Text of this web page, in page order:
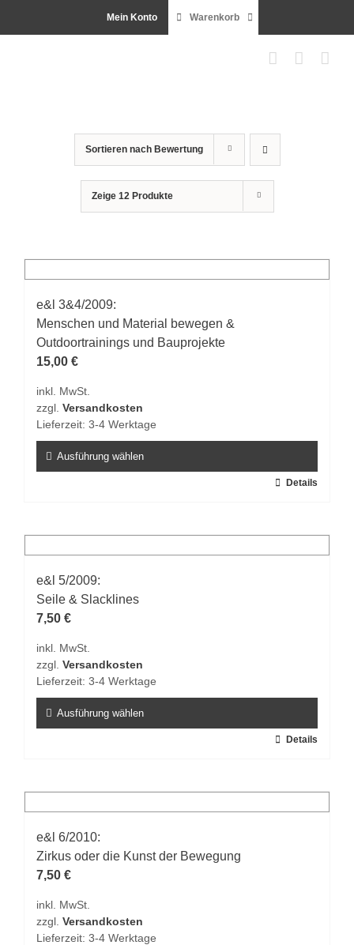
Mein Konto Warenkorb
Sortieren nach Bewertung
Zeige 12 Produkte
e&l 3&4/2009:
Menschen und Material bewegen &
Outdoortrainings und Bauprojekte
15,00 €
inkl. MwSt.
zzgl. Versandkosten
Lieferzeit: 3-4 Werktage
Ausführung wählen
Varianten
auf.
Die
Optionen
auf
der
gewählt
werden
Details
e&l 5/2009:
Seile & Slacklines
7,50 €
inkl. MwSt.
zzgl. Versandkosten
Lieferzeit: 3-4 Werktage
Ausführung wählen
Varianten
auf.
Die
Optionen
auf
der
Details
e&l 6/2010:
Zirkus oder die Kunst der Bewegung
7,50 €
inkl. MwSt.
zzgl. Versandkosten
Lieferzeit: 3-4 Werktage